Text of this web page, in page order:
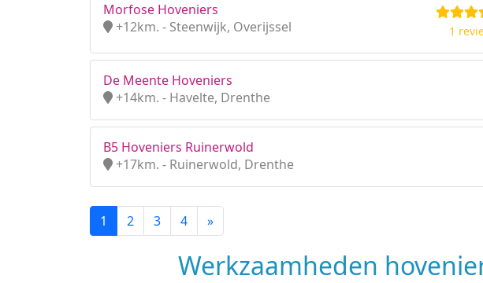
Morfose Hoveniers
+12km. - Steenwijk, Overijssel
1
De Meente Hoveniers
+14km. - Havelte, Drenthe
B5 Hoveniers Ruinerwold
+17km. - Ruinerwold, Drenthe
1 2 3 4 »
Werkzaamheden